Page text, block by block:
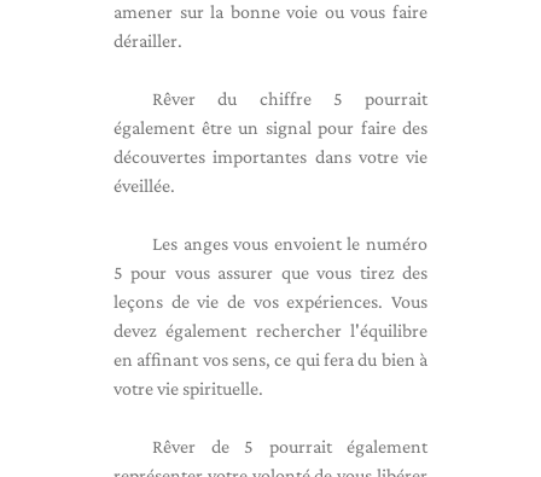
amener sur la bonne voie ou vous faire
dérailler.
Rêver du chiffre 5 pourrait
également être un signal pour faire des
découvertes importantes dans votre vie
éveillée.
Les anges vous envoient le numéro
5 pour vous assurer que vous tirez des
leçons de vie de vos expériences. Vous
devez également rechercher l'équilibre
en affinant vos sens, ce qui fera du bien à
votre vie spirituelle.
Rêver de 5 pourrait également